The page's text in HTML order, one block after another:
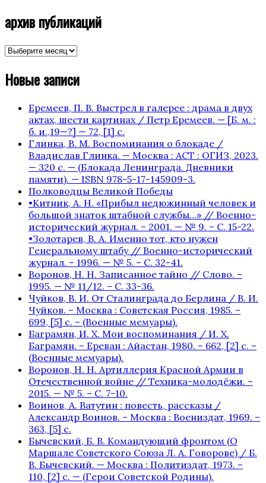
архив публикаций
архив
Новые записи
Еремеев, П. В. Выстрел в галерее : драма в двух
актах, шести картинах / Петр Еремеев. — [Б. м. :
б. и.,19—?] — 72, [1] с.
Глинка, В. М. Воспоминания о блокаде /
Владислав Глинка. — Москва : АСТ : ОГИЗ, 2023.
— 320 с. — (Блокада Ленинграда. Дневники
памяти). — ISBN 978-5-17-145909-3.
Полководцы Великой Победы
•Китник, А. Н. «Прибыл недюжинный человек и
большой знаток штабной службы…» // Военно-
исторический журнал. – 2001. — № 9. – С. 15-22.
•Золотарев, В. А. Именно тот, кто нужен
Генеральному штабу // Военно-исторический
журнал. – 1996. — № 5. – С. 32-41.
Воронов, Н. Н. Записанное тайно // Слово. –
1995. — № 11/12. – С. 33-36.
Чуйков, В. И. От Сталинграда до Берлина / В. И.
Чуйков. – Москва : Советская Россия, 1985. –
699, [5] с. – (Военные мемуары).
Баграмян, И. Х. Мои воспоминания / И. Х.
Баграмян. – Ереван : Айастан, 1980. – 662, [2] c. –
(Военные мемуары).
Воронов, Н. Н. Артиллерия Красной Армии в
Отечественной войне // Техника-молодёжи. –
2015. — № 5. – С. 7-10.
Воинов, А. Ватутин : повесть, рассказы /
Александр Воинов. – Москва : Воениздат, 1969. –
363, [5] с.
Бычевский, Б. В. Командующий фронтом (О
Маршале Советского Союза Л. А. Говорове) / Б.
В. Бычевский. — Москва : Политиздат, 1973. –
110, [2] с. — (Герои Советской Родины).